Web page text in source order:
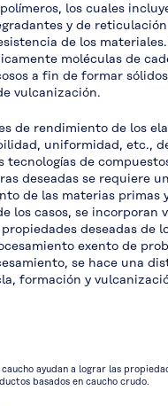
los cuales
y de
de los
moléculas de
a fin de formar
vulcanización.
de rendimiento de los
uniformidad, etc.,
tecnologías de
deseadas se requiere
de las materias primas
los casos, se incorporan
deseadas de
exento de
se hace una
formación y
ayudan a lograr las
basados en caucho crudo.